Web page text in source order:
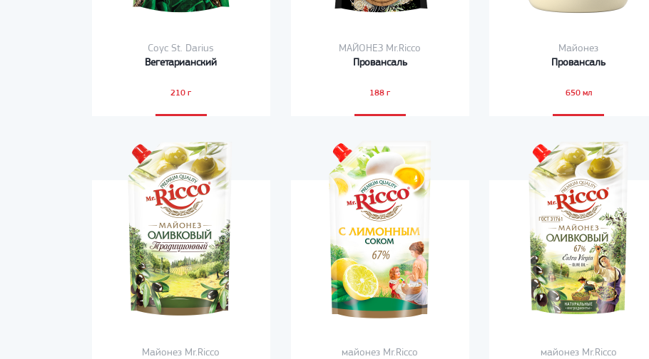
Соус St. Darius
Вегетарианский
210 г
МАЙОНЕЗ Mr.Ricco
Провансаль
188 г
Майонез
Провансаль
650 мл
Майонез Mr.Ricco
майонез Mr.Ricco
майонез Mr.Ricco